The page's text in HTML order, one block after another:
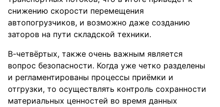
снижению скорости перемещения
автопогрузчиков, и возможно даже созданию
заторов на пути складской техники.
В-четвёртых, также очень важным является
вопрос безопасности. Когда уже четко разделены
и регламентированы процессы приёмки и
отгрузки, то осуществлять контроль сохранности
материальных ценностей во время данных